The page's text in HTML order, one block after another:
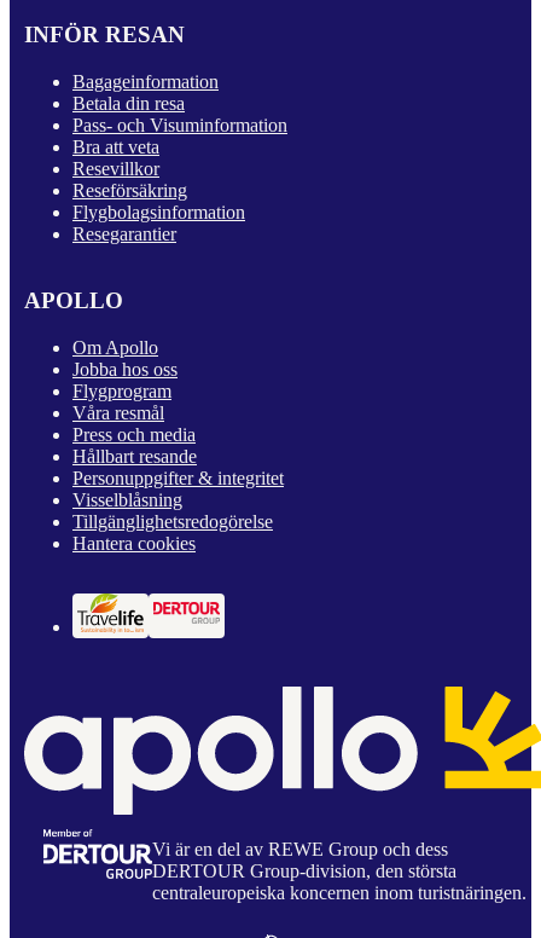
INFÖR RESAN
Bagageinformation
Betala din resa
Pass- och Visuminformation
Bra att veta
Resevillkor
Reseförsäkring
Flygbolagsinformation
Resegarantier
APOLLO
Om Apollo
Jobba hos oss
Flygprogram
Våra resmål
Press och media
Hållbart resande
Personuppgifter & integritet
Visselblåsning
Tillgänglighetsredogörelse
Hantera cookies
Vi är en del av REWE Group och dess
DERTOUR Group-division, den största
centraleuropeiska koncernen inom turistnäringen.